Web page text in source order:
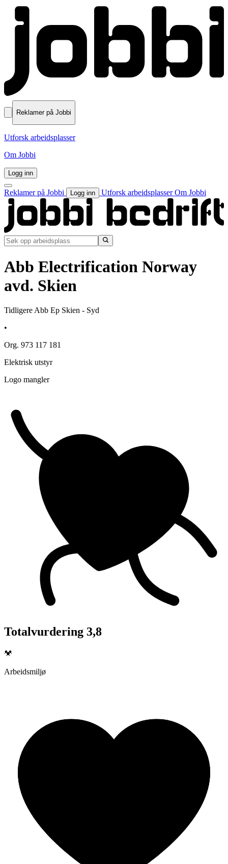
Reklamer på Jobbi
Utforsk arbeidsplasser
Om Jobbi
Logg inn
Reklamer på Jobbi Logg inn Utforsk arbeidsplasserOm Jobbi
Abb Electrification Norway
avd. Skien
Tidligere Abb Ep Skien - Syd
•
Org. 973 117 181
Elektrisk utstyr
Logo mangler
Totalvurdering 3,8
Arbeidsmiljø